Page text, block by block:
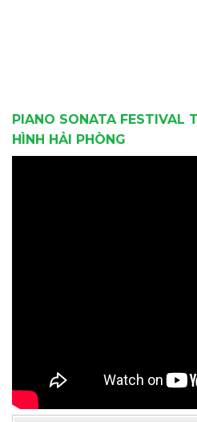
PIANO SONATA FESTIVAL
HÌNH HẢI PHÒNG